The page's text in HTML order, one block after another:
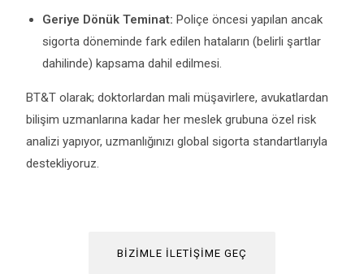
Geriye Dönük Teminat: Poliçe öncesi yapılan ancak
sigorta döneminde fark edilen hataların (belirli şartlar
dahilinde) kapsama dahil edilmesi.
BT&T olarak; doktorlardan mali müşavirlere, avukatlardan
bilişim uzmanlarına kadar her meslek grubuna özel risk
analizi yapıyor, uzmanlığınızı global sigorta standartlarıyla
destekliyoruz.
BIZIMLE ILETIŞIME GEÇ